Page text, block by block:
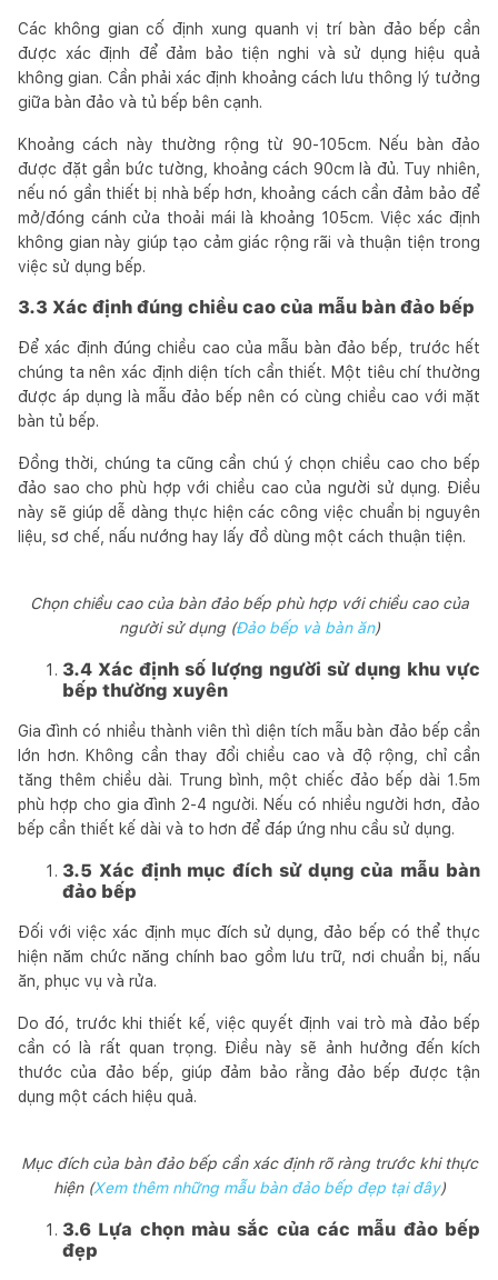
Các không gian cố định xung quanh vị trí bàn đảo bếp cần
được xác định để đảm bảo tiện nghi và sử dụng hiệu quả
không gian. Cần phải xác định khoảng cách lưu thông lý tưởng
giữa bàn đảo và tủ bếp bên cạnh.
Khoảng cách này thường rộng từ 90-105cm. Nếu bàn đảo
được đặt gần bức tường, khoảng cách 90cm là đủ. Tuy nhiên,
nếu nó gần thiết bị nhà bếp hơn, khoảng cách cần đảm bảo để
mở/đóng cánh cửa thoải mái là khoảng 105cm. Việc xác định
không gian này giúp tạo cảm giác rộng rãi và thuận tiện trong
việc sử dụng bếp.
3.3 Xác định đúng chiều cao của mẫu bàn đảo bếp
Để xác định đúng chiều cao của mẫu bàn đảo bếp, trước hết
chúng ta nên xác định diện tích cần thiết. Một tiêu chí thường
được áp dụng là mẫu đảo bếp nên có cùng chiều cao với mặt
bàn tủ bếp.
Đồng thời, chúng ta cũng cần chú ý chọn chiều cao cho bếp
đảo sao cho phù hợp với chiều cao của người sử dụng. Điều
này sẽ giúp dễ dàng thực hiện các công việc chuẩn bị nguyên
liệu, sơ chế, nấu nướng hay lấy đồ dùng một cách thuận tiện.
Chọn chiều cao của bàn đảo bếp phù hợp với chiều cao của
người sử dụng (Đảo bếp và bàn ăn)
3.4 Xác định số lượng người sử dụng khu vực
bếp thường xuyên
Gia đình có nhiều thành viên thì diện tích mẫu bàn đảo bếp cần
lớn hơn. Không cần thay đổi chiều cao và độ rộng, chỉ cần
tăng thêm chiều dài. Trung bình, một chiếc đảo bếp dài 1.5m
phù hợp cho gia đình 2-4 người. Nếu có nhiều người hơn, đảo
bếp cần thiết kế dài và to hơn để đáp ứng nhu cầu sử dụng.
3.5 Xác định mục đích sử dụng của mẫu bàn
đảo bếp
Đối với việc xác định mục đích sử dụng, đảo bếp có thể thực
hiện năm chức năng chính bao gồm lưu trữ, nơi chuẩn bị, nấu
ăn, phục vụ và rửa.
Do đó, trước khi thiết kế, việc quyết định vai trò mà đảo bếp
cần có là rất quan trọng. Điều này sẽ ảnh hưởng đến kích
thước của đảo bếp, giúp đảm bảo rằng đảo bếp được tận
dụng một cách hiệu quả.
Mục đích của bàn đảo bếp cần xác định rõ ràng trước khi thực
hiện (Xem thêm những mẫu bàn đảo bếp đẹp tại đây)
3.6 Lựa chọn màu sắc của các mẫu đảo bếp
đẹp